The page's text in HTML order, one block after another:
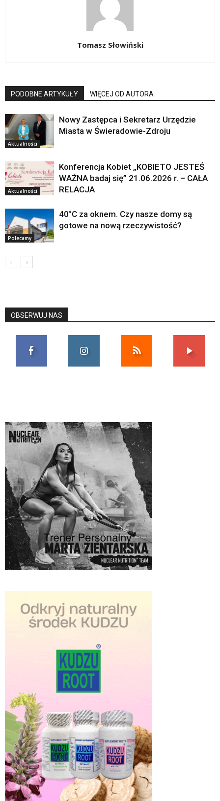
Tomasz Słowiński
PODOBNE ARTYKUŁY WIĘCEJ OD AUTORA
Aktualności
Nowy Zastępca i Sekretarz Urzędzie
Miasta w Świeradowie-Zdroju
Aktualności
Konferencja Kobiet „KOBIETO JESTEŚ
WAŻNA badaj się” 21.06.2026 r. – CAŁA
RELACJA
Polecamy
40°C za oknem. Czy nasze domy są
gotowe na nową rzeczywistość?
OBSERWUJ NAS